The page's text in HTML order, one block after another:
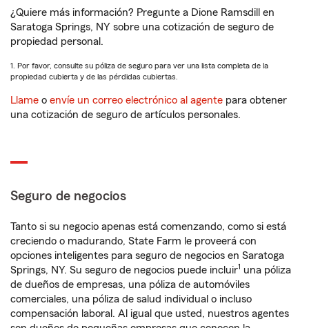
¿Quiere más información? Pregunte a Dione Ramsdill en
Saratoga Springs, NY sobre una cotización de seguro de
propiedad personal.
1. Por favor, consulte su póliza de seguro para ver una lista completa de la
propiedad cubierta y de las pérdidas cubiertas.
Llame o envíe un correo electrónico al agente para obtener
una cotización de seguro de artículos personales.
Seguro de negocios
Tanto si su negocio apenas está comenzando, como si está
creciendo o madurando, State Farm le proveerá con
opciones inteligentes para seguro de negocios en Saratoga
Springs, NY. Su seguro de negocios puede incluir1 una póliza
de dueños de empresas, una póliza de automóviles
comerciales, una póliza de salud individual o incluso
compensación laboral. Al igual que usted, nuestros agentes